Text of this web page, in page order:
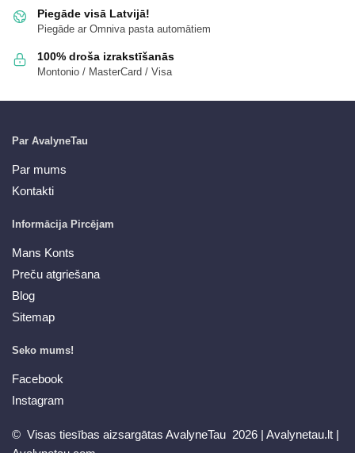
Piegāde visā Latvijā!
Piegāde ar Omniva pasta automātiem
100% droša izrakstīšanās
Montonio / MasterCard / Visa
Par AvalyneTau
Par mums
Kontakti
Informācija Pircējam
Mans Konts
Preču atgriešana
Blog
Sitemap
Seko mums!
Facebook
Instagram
© Visas tiesības aizsargātas AvalyneTau 2026 | Avalynetau.lt |